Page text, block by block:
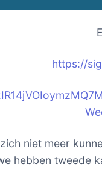
https://
niet meer
hebben tweede